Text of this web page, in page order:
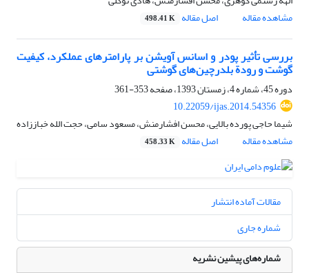
مشاهده مقاله
اصل مقاله 498.41 K
بررسی تأثیر پودر و اسانس آویشن بر پارامترهای عملکرد، کیفیت
گوشت و رودة بلدرچین‌های گوشتی
دوره 45، شماره 4، زمستان 1393، صفحه
353-361
10.22059/ijas.2014.54356
شیما حاجی پورده بالایی، محسن افشارمنش، مسعود سامی، حجت الله خباززاده
مشاهده مقاله
اصل مقاله 458.33 K
مقالات آماده انتشار
شماره جاری
شماره‌های پیشین نشریه